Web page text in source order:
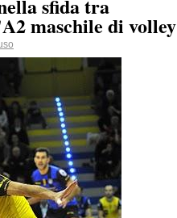
sfida tra
maschile di volley